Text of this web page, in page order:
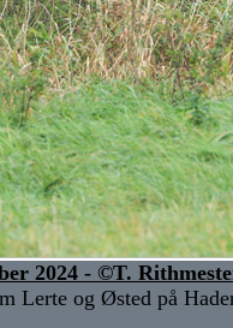
2024 - ©T.
og Østed på